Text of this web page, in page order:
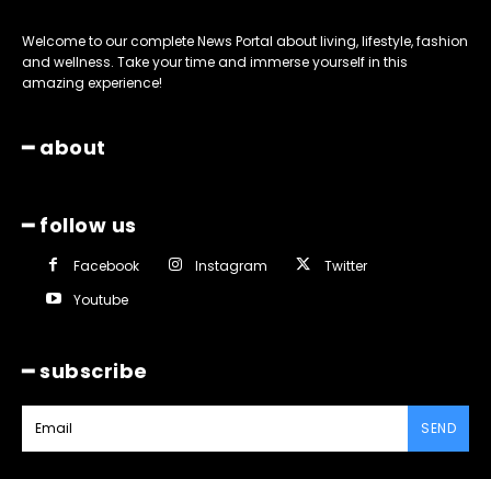
Welcome to our complete News Portal about living, lifestyle, fashion
and wellness. Take your time and immerse yourself in this
amazing experience!
━ about
━ follow us
Facebook Instagram
Twitter
Youtube
━ subscribe
SEND